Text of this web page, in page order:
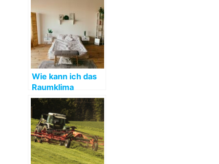
Wie kann ich das
Raumklima
verbessern?